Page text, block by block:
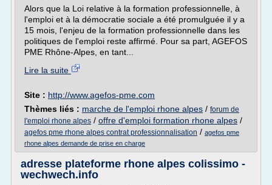
Alors que la Loi relative à la formation professionnelle, à
l'emploi et à la démocratie sociale a été promulguée il y a
15 mois, l'enjeu de la formation professionnelle dans les
politiques de l'emploi reste affirmé. Pour sa part, AGEFOS
PME Rhône-Alpes, en tant...
Lire la suite
Site : http://www.agefos-pme.com
Thèmes liés : marche de l'emploi rhone alpes / forum de
l'emploi rhone alpes / offre d'emploi formation rhone alpes /
agefos pme rhone alpes contrat professionnalisation / agefos pme
rhone alpes demande de prise en charge
adresse plateforme rhone alpes colissimo -
wechwech.info